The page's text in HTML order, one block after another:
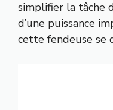
simplifier la tâche
d’une puissance
cette fendeuse se